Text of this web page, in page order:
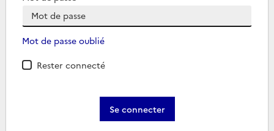
Mot de passe oublié
Rester connecté
Se connecter